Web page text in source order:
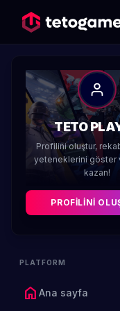
TETO
Profilini oluştur,
yeteneklerini göster
kazan!
PROFILINI
PLATFORM
home Ana sayfa